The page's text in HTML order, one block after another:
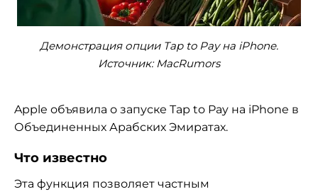
Демонстрация опции Tap to Pay на iPhone.
Источник: MacRumors
Apple объявила о запуске Tap to Pay на iPhone в
Объединенных Арабских Эмиратах.
Что известно
Эта функция позволяет частным